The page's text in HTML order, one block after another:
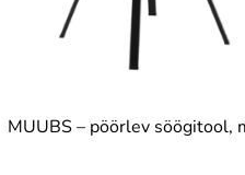
MUUBS – pöörlev söögitool,